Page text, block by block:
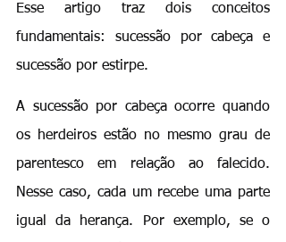
Esse artigo traz dois conceitos
fundamentais: sucessão por cabeça e
sucessão por estirpe.
A sucessão por cabeça ocorre quando
os herdeiros estão no mesmo grau de
parentesco em relação ao falecido.
Nesse caso, cada um recebe uma parte
igual da herança. Por exemplo, se o